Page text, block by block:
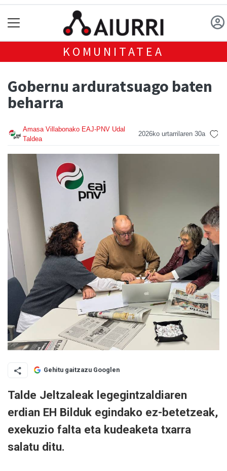
KOMUNITATEA
Gobernu arduratsuago baten
beharra
Amasa Villabonako EAJ-PNV Udal
Taldea
2026ko urtarrilaren 30a
Gehitu gaitzazu Googlen
Talde Jeltzaleak legegintzaldiaren
erdian EH Bilduk egindako ez-betetzeak,
exekuzio falta eta kudeaketa txarra
salatu ditu.